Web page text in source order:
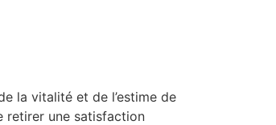
la vitalité et de l’estime de
retirer une satisfaction